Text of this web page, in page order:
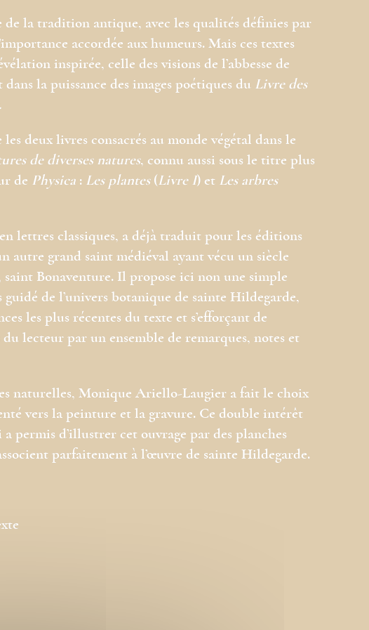
la tradition antique, avec les qualités définies par
accordée aux humeurs. Mais ces textes
inspirée, celle des visions de l’abbesse de
la puissance des images poétiques du Livre des
deux livres consacrés au monde végétal dans le
de diverses natures, connu aussi sous le titre plus
de Physica : Les plantes(Livre I) et Les arbres
lettres classiques, a déjà traduit pour les éditions
autre grand saint médiéval ayant vécu un siècle
Bonaventure. Il propose ici non une simple
de l’univers botanique de sainte Hildegarde,
les plus récentes du texte et s’efforçant de
lecteur par un ensemble de remarques, notes et
naturelles, Monique Ariello-Laugier a fait le choix
vers la peinture et la gravure. Ce double intérêt
permis d’illustrer cet ouvrage par des planches
parfaitement à l’œuvre de sainte Hildegarde.